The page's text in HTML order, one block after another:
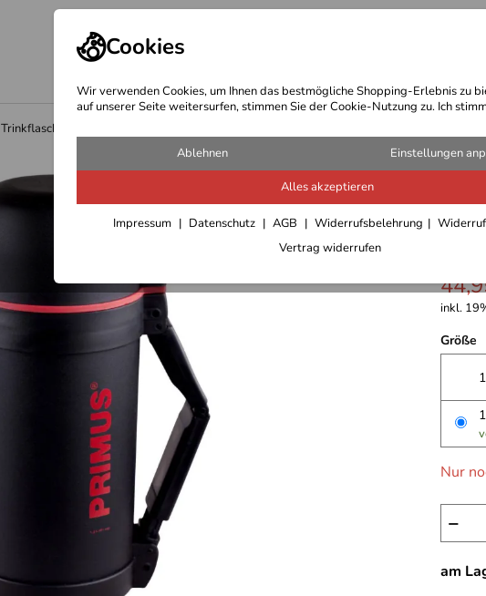
Cookies
Wir verwenden Cookies, um Ihnen das bestmögliche Shopping-Erlebnis zu
auf unserer Seite weitersurfen, stimmen Sie der Cookie-Nutzung zu. Ich
Ablehnen Einstellungen
Alles akzeptieren
Impressum Datenschutz AGB Widerrufsbelehrung
Vertrag widerrufen
Sport Bekleidung Outdoor Ausrüstung
Trinkflaschen-Thermoflaschen
inkl.
Größe
Nur
−
am